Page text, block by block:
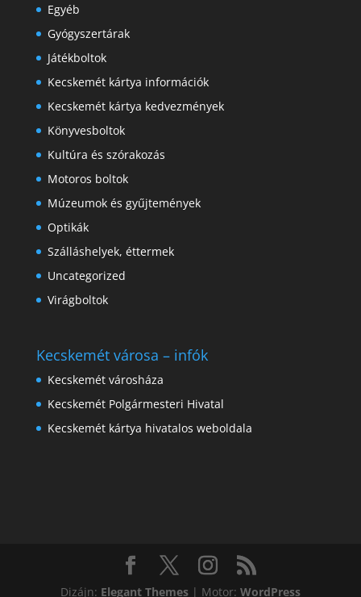
Egyéb
Gyógyszertárak
Játékboltok
Kecskemét kártya információk
Kecskemét kártya kedvezmények
Könyvesboltok
Kultúra és szórakozás
Motoros boltok
Múzeumok és gyűjtemények
Optikák
Szálláshelyek, éttermek
Uncategorized
Virágboltok
Kecskemét városa – infók
Kecskemét városháza
Kecskemét Polgármesteri Hivatal
Kecskemét kártya hivatalos weboldala
Dizájn: Elegant Themes| Motor: WordPress